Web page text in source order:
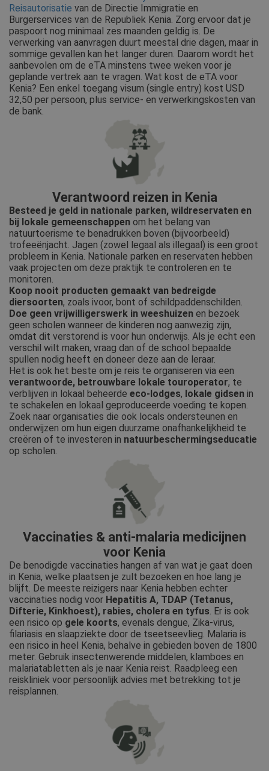
Reisautorisatie van de Directie Immigratie en
Burgerservices van de Republiek Kenia. Zorg ervoor dat je
paspoort nog minimaal zes maanden geldig is. De
verwerking van aanvragen duurt meestal drie dagen, maar in
sommige gevallen kan het langer duren. Daarom wordt het
aanbevolen om de eTA minstens twee weken voor je
geplande vertrek aan te vragen. Wat kost de eTA voor
Kenia? Een enkel toegang visum (single entry) kost USD
32,50 per persoon, plus service- en verwerkingskosten van
de bank.
Verantwoord reizen in Kenia
Besteed je geld in nationale parken, wildreservaten en
bij lokale gemeenschappen om het belang van
natuurtoerisme te benadrukken boven (bijvoorbeeld)
trofeeënjacht. Jagen (zowel legaal als illegaal) is een groot
probleem in Kenia. Nationale parken en reservaten hebben
vaak projecten om deze praktijk te controleren en te
monitoren.
Koop nooit producten gemaakt van bedreigde
diersoorten, zoals ivoor, bont of schildpaddenschilden.
Doe geen vrijwilligerswerk in weeshuizen en bezoek
geen scholen wanneer de kinderen nog aanwezig zijn,
omdat dit verstorend is voor hun onderwijs. Als je echt een
verschil wilt maken, vraag dan of de school bepaalde
spullen nodig heeft en doneer deze aan de leraar.
Het is ook het beste om je reis te organiseren via een
verantwoorde, betrouwbare lokale touroperator, te
verblijven in lokaal beheerde eco-lodges, lokale gidsen in
te schakelen en lokaal geproduceerde voeding te kopen.
Zoek naar organisaties die ook locals ondersteunen en
onderwijzen om hun eigen duurzame onafhankelijkheid te
creëren of te investeren in natuurbeschermingseducatie
op scholen.
Vaccinaties & anti-malaria medicijnen
voor Kenia
De benodigde vaccinaties hangen af van wat je gaat doen
in Kenia, welke plaatsen je zult bezoeken en hoe lang je
blijft. De meeste reizigers naar Kenia hebben echter
vaccinaties nodig voor Hepatitis A, TDAP (Tetanus,
Difterie, Kinkhoest), rabies, cholera en tyfus . Er is ook
een risico op gele koorts, evenals dengue, Zika-virus,
filariasis en slaapziekte door de tseetseevlieg. Malaria is
een risico in heel Kenia, behalve in gebieden boven de 1800
meter. Gebruik insectenwerende middelen, klamboes en
malariatabletten als je naar Kenia reist. Raadpleeg een
reiskliniek voor persoonlijk advies met betrekking tot je
reisplannen.